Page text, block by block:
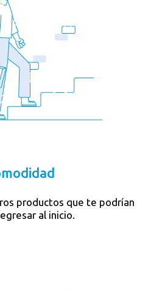
productos que te podrían
al inicio.